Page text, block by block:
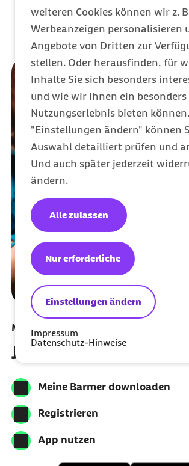
weiteren Cookies können wir z.
Werbeanzeigen personalisieren
Angebote von Dritten zur
stellen. Oder herausfinden, für
Inhalte Sie sich besonders
und wie wir Ihnen ein besonders
Nutzungserlebnis bieten
"Einstellungen ändern" können
Auswahl detailliert prüfen und
Und auch später jederzeit
ändern.
Einstellungen ändern
Nur erforderliche
Alle zulassen
Impressum
Datenschutz-Hinweise
Meine Barmer per App nutzen
Jetzt herunterladen
Meine Barmer downloaden
Registrieren
App nutzen